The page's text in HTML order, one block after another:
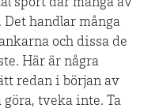
sport där många av
Det handlar många
och dissa de
Här är några
redan i början av
göra, tveka inte. Ta